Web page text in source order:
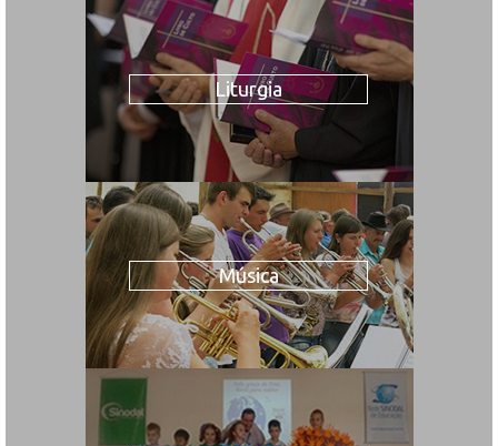
Liturgia
Música